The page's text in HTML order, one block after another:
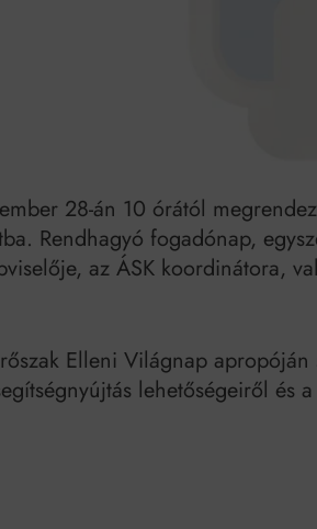
28-án 10 órától
Rendhagyó fogadónap,
az ÁSK koordinátora,
Elleni Világnap apropóján
lehetőségeiről és